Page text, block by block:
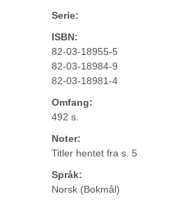
Serie:
ISBN:
82-03-18955-5
82-03-18984-9
82-03-18981-4
Omfang:
492 s.
Noter:
Titler hentet fra s. 5
Språk:
Norsk (Bokmål)